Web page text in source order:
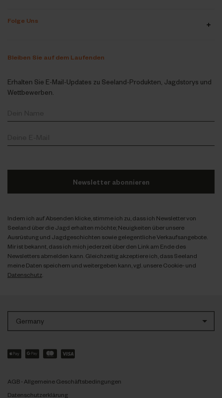
Folge Uns
Bleiben Sie auf dem Laufenden
Erhalten Sie E-Mail-Updates zu Seeland-Produkten, Jagdstorys und
Wettbewerben.
Newsletter abonnieren
Indem ich auf Absenden klicke, stimme ich zu, dass ich Newsletter von
Seeland über die Jagd erhalten möchte; Neuigkeiten über unsere
Ausrüstung und Jagdgeschichten sowie gelegentliche Verkaufsangebote.
Mir ist bekannt, dass ich mich jederzeit über den Link am Ende des
Newsletters abmelden kann. Gleichzeitig akzeptiere ich, dass Seeland
meine Daten speichern und weitergeben kann, vgl. unsere Cookie- und
Datenschutz.
Germany
AGB - Allgemeine Geschäftsbedingungen
Datenschutzerklärung